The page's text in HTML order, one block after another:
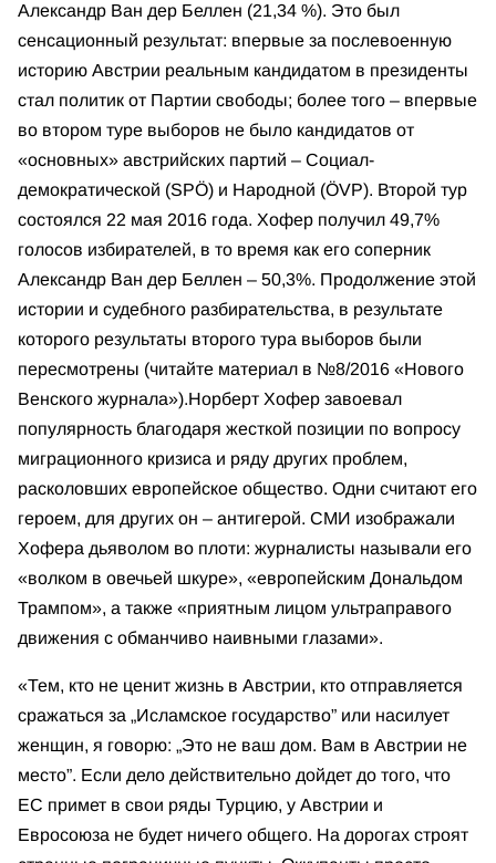
Александр Ван дер Беллен (21,34 %). Это был
сенсационный результат: впервые за послевоенную
историю Австрии реальным кандидатом в президенты
стал политик от Партии свободы; более того – впервые
во втором туре выборов не было кандидатов от
«основных» австрийских партий – Социал-
демократической (SPÖ) и Народной (ÖVP). Второй тур
состоялся 22 мая 2016 года. Хофер получил 49,7%
голосов избирателей, в то время как его соперник
Александр Ван дер Беллен – 50,3%. Продолжение этой
истории и судебного разбирательства, в результате
которого результаты второго тура выборов были
пересмотрены (читайте материал в №8/2016 «Нового
Венского журнала»).Норберт Хофер завоевал
популярность благодаря жесткой позиции по вопросу
миграционного кризиса и ряду других проблем,
расколовших европейское общество. Одни считают его
героем, для других он – антигерой. СМИ изображали
Хофера дьяволом во плоти: журналисты называли его
«волком в овечьей шкуре», «европейским Дональдом
Трампом», а также «приятным лицом ультраправого
движения с обманчиво наивными глазами».
«Тем, кто не ценит жизнь в Австрии, кто отправляется
сражаться за „Исламское государство” или насилует
женщин, я говорю: „Это не ваш дом. Вам в Австрии не
место”. Если дело действительно дойдет до того, что
ЕС примет в свои ряды Турцию, у Австрии и
Евросоюза не будет ничего общего. На дорогах строят